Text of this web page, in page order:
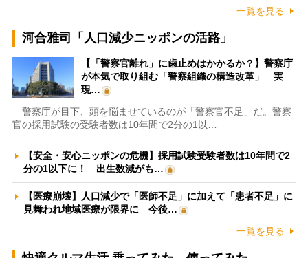
一覧を見る
河合雅司「人口減少ニッポンの活路」
【「警察官離れ」に歯止めはかかるか？】警察庁
が本気で取り組む「警察組織の構造改革」 実
現…
警察庁が目下、頭を悩ませているのが「警察官不足」だ。警察
官の採用試験の受験者数は10年間で2分の1以…
【安全・安心ニッポンの危機】採用試験受験者数は10年間で2
分の1以下に！ 出生数減がも…
【医療崩壊】人口減少で「医師不足」に加えて「患者不足」に
見舞われ地域医療が限界に 今後…
一覧を見る